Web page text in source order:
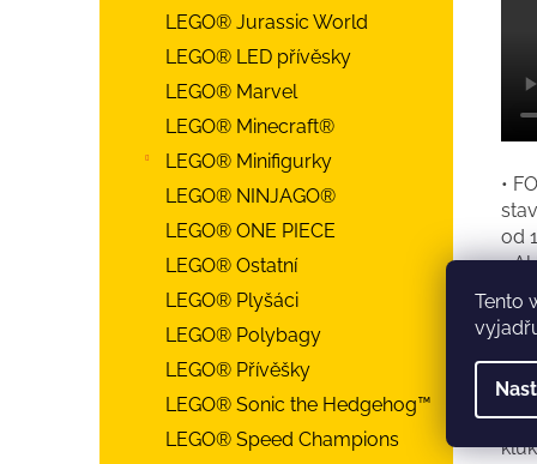
Tento
LEGO® Jurassic World
LEGO® LED přívěsky
LEGO® Marvel
LEGO® Minecraft®
LEGO® Minifigurky
LEGO® NINJAGO®
LEGO® ONE PIECE
LEGO® Ostatní
LEGO® Plyšáci
LEGO® Polybagy
LEGO® Přívěšky
LEGO® Sonic the Hedgehog™
LEGO® Speed Champions
•
od
•
• 2
•
•